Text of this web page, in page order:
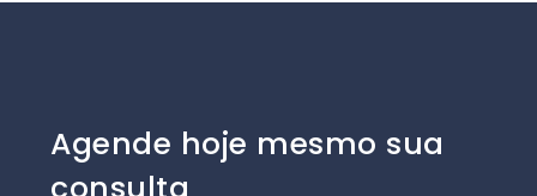
Agende hoje mesmo sua